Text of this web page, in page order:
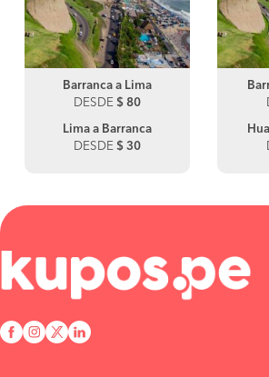
Barranca a Lima
DESDE $ 80
Lima a Barranca
DESDE $ 30